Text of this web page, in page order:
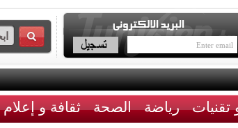
تقنيات رياضة الصحة ثقافة و إعلام